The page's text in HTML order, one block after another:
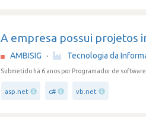
A empresa possui projetos
AMBISIG · Tecnologia da
Submetido há 6 anos por Programador de software
asp.net c# vb.net